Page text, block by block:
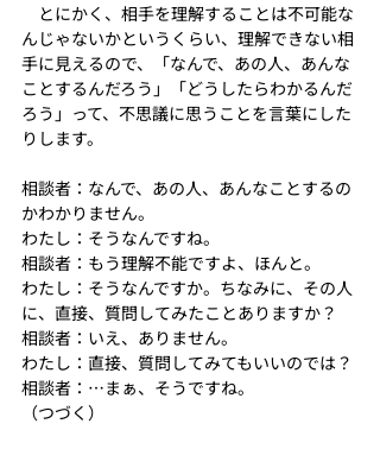
とにかく、相手を理解することは不可能な
んじゃないかというくらい、理解できない相
手に見えるので、「なんで、あの人、あんな
ことするんだろう」「どうしたらわかるんだ
ろう」って、不思議に思うことを言葉にした
りします。
相談者：なんで、あの人、あんなことするの
かわかりません。
わたし：そうなんですね。
相談者：もう理解不能ですよ、ほんと。
わたし：そうなんですか。ちなみに、その人
に、直接、質問してみたことありますか？
相談者：いえ、ありません。
わたし：直接、質問してみてもいいのでは？
相談者：…まぁ、そうですね。
（つづく）